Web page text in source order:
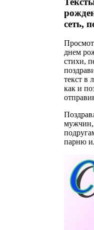
сеть,
днем
стихи,
текст в
как и
мужчин,
парню